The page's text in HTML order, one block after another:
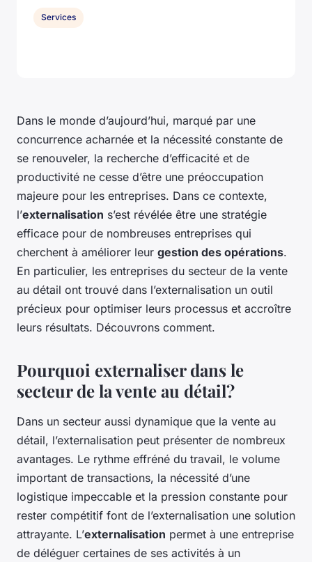
Dans le monde d’aujourd’hui, marqué par une
concurrence acharnée et la nécessité constante de
se renouveler, la recherche d’efficacité et de
productivité ne cesse d’être une préoccupation
majeure pour les entreprises. Dans ce contexte,
l’externalisation s’est révélée être une stratégie
efficace pour de nombreuses entreprises qui
cherchent à améliorer leur gestion des opérations.
En particulier, les entreprises du secteur de la vente
au détail ont trouvé dans l’externalisation un outil
précieux pour optimiser leurs processus et accroître
leurs résultats. Découvrons comment.
Pourquoi externaliser dans le
secteur de la vente au détail?
Dans un secteur aussi dynamique que la vente au
détail, l’externalisation peut présenter de nombreux
avantages. Le rythme effréné du travail, le volume
important de transactions, la nécessité d’une
logistique impeccable et la pression constante pour
rester compétitif font de l’externalisation une solution
attrayante. L’externalisation permet à une entreprise
de déléguer certaines de ses activités à un
Services